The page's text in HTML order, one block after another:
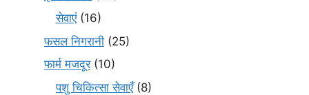
सेवाएं(16)
फसल निगरानी (25)
फार्म मजदूर(10)
पशु चिकित्सा सेवाएँ(8)